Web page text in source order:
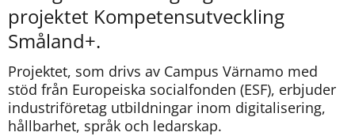
projektet Kompetensutveckling
Småland+.
Projektet, som drivs av Campus Värnamo med
stöd från Europeiska socialfonden (ESF), erbjuder
industriföretag utbildningar inom digitalisering,
hållbarhet, språk och ledarskap.